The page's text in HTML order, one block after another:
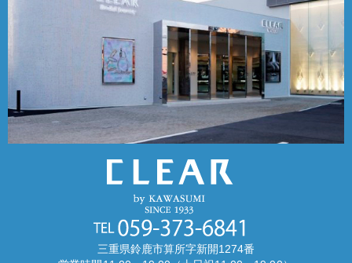
三重県鈴鹿市算所字新開1274番